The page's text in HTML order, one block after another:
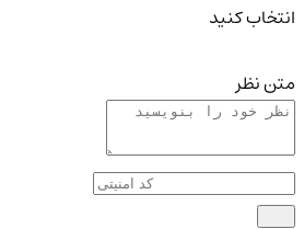
انتخاب کنید
متن نظر